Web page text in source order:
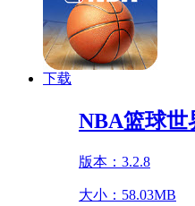
下载
NBA篮球世
版本：3.2.8
大小：58.03MB